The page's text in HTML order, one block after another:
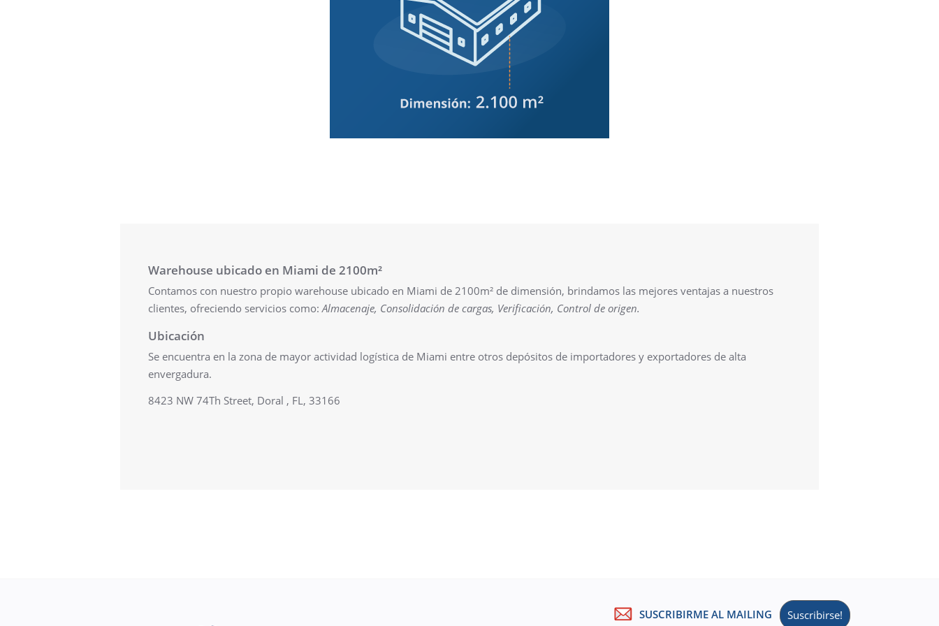
Warehouse ubicado en Miami de 2100m²
Contamos con nuestro propio warehouse ubicado en Miami de 2100m² de dimensión, brindamos las mejores ventajas a nuestros
clientes, ofreciendo servicios como:Almacenaje, Consolidación de cargas, Verificación, Control de origen.
Ubicación
Se encuentra en la zona de mayor actividad logística de Miami entre otros depósitos de importadores y exportadores de alta
envergadura.
8423 NW 74Th Street, Doral , FL, 33166
SUSCRIBIRME AL MAILING Suscribirse!